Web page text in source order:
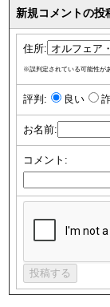
新規コメントの投
住所:
※誤判定されている可能性が
評判: 良い
お名前:
コメント: